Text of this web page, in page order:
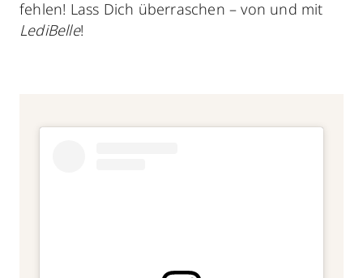
fehlen! Lass Dich überraschen – von und mit
LediBelle!